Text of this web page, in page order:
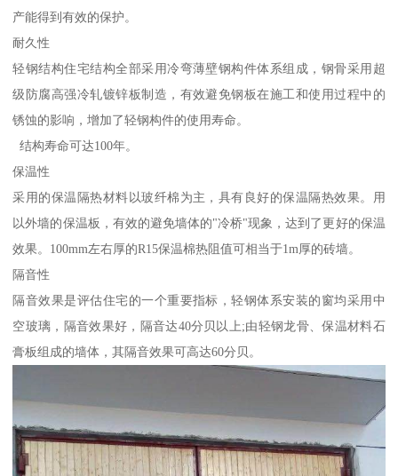
产能得到有效的保护。
耐久性
轻钢结构住宅结构全部采用冷弯薄壁钢构件体系组成，钢骨采用超
级防腐高强冷轧镀锌板制造，有效避免钢板在施工和使用过程中的
锈蚀的影响，增加了轻钢构件的使用寿命。
结构寿命可达100年。
保温性
采用的保温隔热材料以玻纤棉为主，具有良好的保温隔热效果。用
以外墙的保温板，有效的避免墙体的"冷桥"现象，达到了更好的保温
效果。100mm左右厚的R15保温棉热阻值可相当于1m厚的砖墙。
隔音性
隔音效果是评估住宅的一个重要指标，轻钢体系安装的窗均采用中
空玻璃，隔音效果好，隔音达40分贝以上;由轻钢龙骨、保温材料石
膏板组成的墙体，其隔音效果可高达60分贝。